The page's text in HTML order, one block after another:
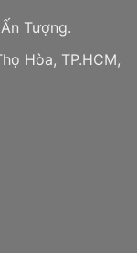
Tượng.
Hòa, TP.HCM,